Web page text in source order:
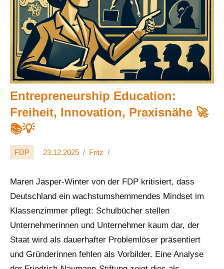
Entrepreneurship Education:
Freiheit, Innovation, Praxisnähe 🚀
📚💡
FDP 23.12.2025 Fritz
Maren Jasper-Winter von der FDP kritisiert, dass
Deutschland ein wachstumshemmendes Mindset im
Klassenzimmer pflegt: Schulbücher stellen
Unternehmerinnen und Unternehmer kaum dar, der
Staat wird als dauerhafter Problemlöser präsentiert
und Gründerinnen fehlen als Vorbilder. Eine Analyse